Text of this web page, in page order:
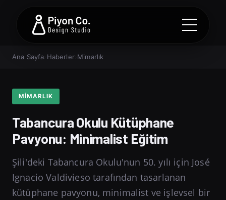
Ana Sayfa Haberler› Mimarlık
MIMARLIK
Tabancura Okulu Kütüphane
Pavyonu: Minimalist Eğitim
Şili'deki Tabancura Okulu'nun 50. yılı için José
Ignacio Valdivieso tarafından tasarlanan
kütüphane pavyonu, minimalist ve işlevsel bir